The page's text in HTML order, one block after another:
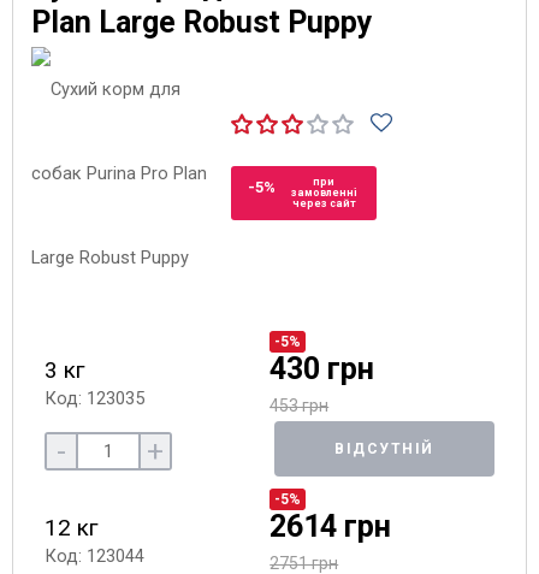
Plan Large Robust Puppy
-5%
при
замовленні
через сайт
3 кг
Код: 123035
-5%
430 грн
453 грн
- + ВІДСУТНІЙ
12 кг
Код: 123044
-5%
2614 грн
2751 грн